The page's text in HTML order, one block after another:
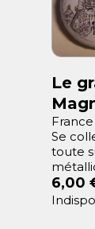
Le
France
Se
toute
6,00